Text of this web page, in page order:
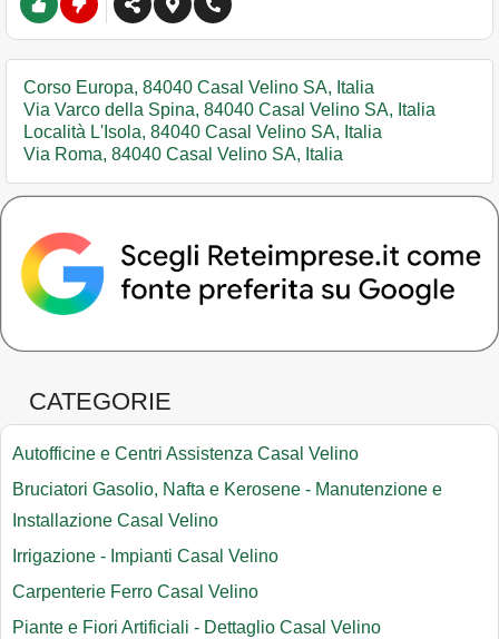
Corso Europa, 84040 Casal Velino SA, Italia
Via Varco della Spina, 84040 Casal Velino SA, Italia
Località L'Isola, 84040 Casal Velino SA, Italia
Via Roma, 84040 Casal Velino SA, Italia
CATEGORIE
Autofficine e Centri Assistenza Casal Velino
Bruciatori Gasolio, Nafta e Kerosene - Manutenzione e
Installazione Casal Velino
Irrigazione - Impianti Casal Velino
Carpenterie Ferro Casal Velino
Piante e Fiori Artificiali - Dettaglio Casal Velino